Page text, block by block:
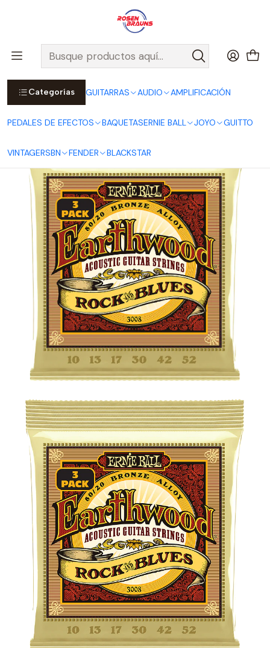
Categorías GUITARRAS AUDIO AMPLIFICACIÓN
PEDALES DE EFECTOS BAQUETASERNIE BALL JOYO GUITTO
VINTAGERSBN FENDER BLACKSTAR
Por compras sobre $25.000 en Santiago urbano, Colina o
Padre Hurtado, incluimos el despacho!
Ver Detalles
Inicio ERNIE BALL
CUERDAS ERNIE BALL
Cuerdas Acústicas ERNIE BALL
EARTHWOOD Series
Bronze 10-52 - Pack de 3 P03008